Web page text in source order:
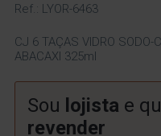
Ref.: LYOR-6463
CJ 6 TAÇAS VIDRO SODO-
ABACAXI 325ml
Sou lojista e
revender